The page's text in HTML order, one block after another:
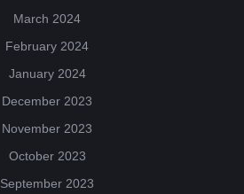
March 2024
February 2024
January 2024
December 2023
November 2023
October 2023
September 2023